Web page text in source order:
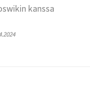
kanssa